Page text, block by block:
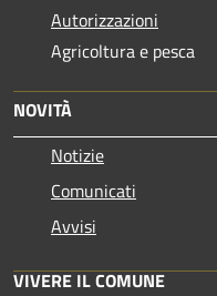
Autorizzazioni
Agricoltura e pesca
NOVITÀ
Notizie
Comunicati
Avvisi
VIVERE IL COMUNE